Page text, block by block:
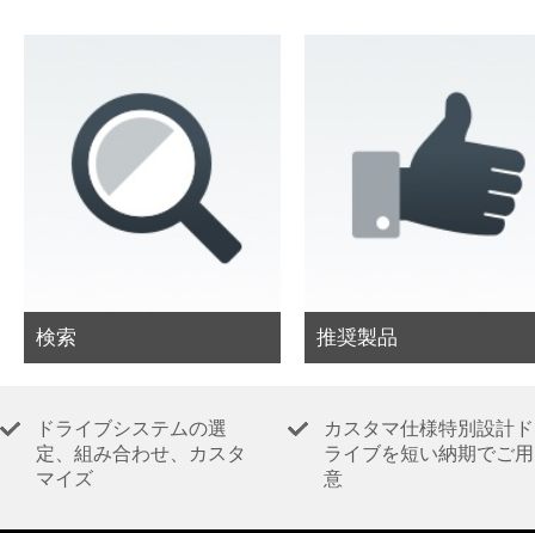
検索 推奨製品
ドライブシステムの選
定、組み合わせ、カスタ
マイズ
カスタマ仕様特別設計ド
ライブを短い納期でご用
意